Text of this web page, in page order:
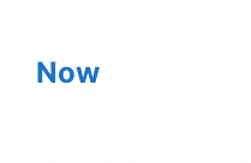
Now